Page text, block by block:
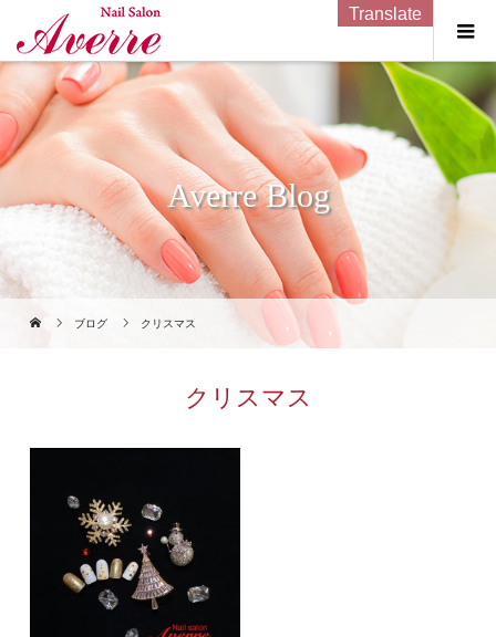
Averre Blog
ブログ クリスマス
クリスマス
Translate